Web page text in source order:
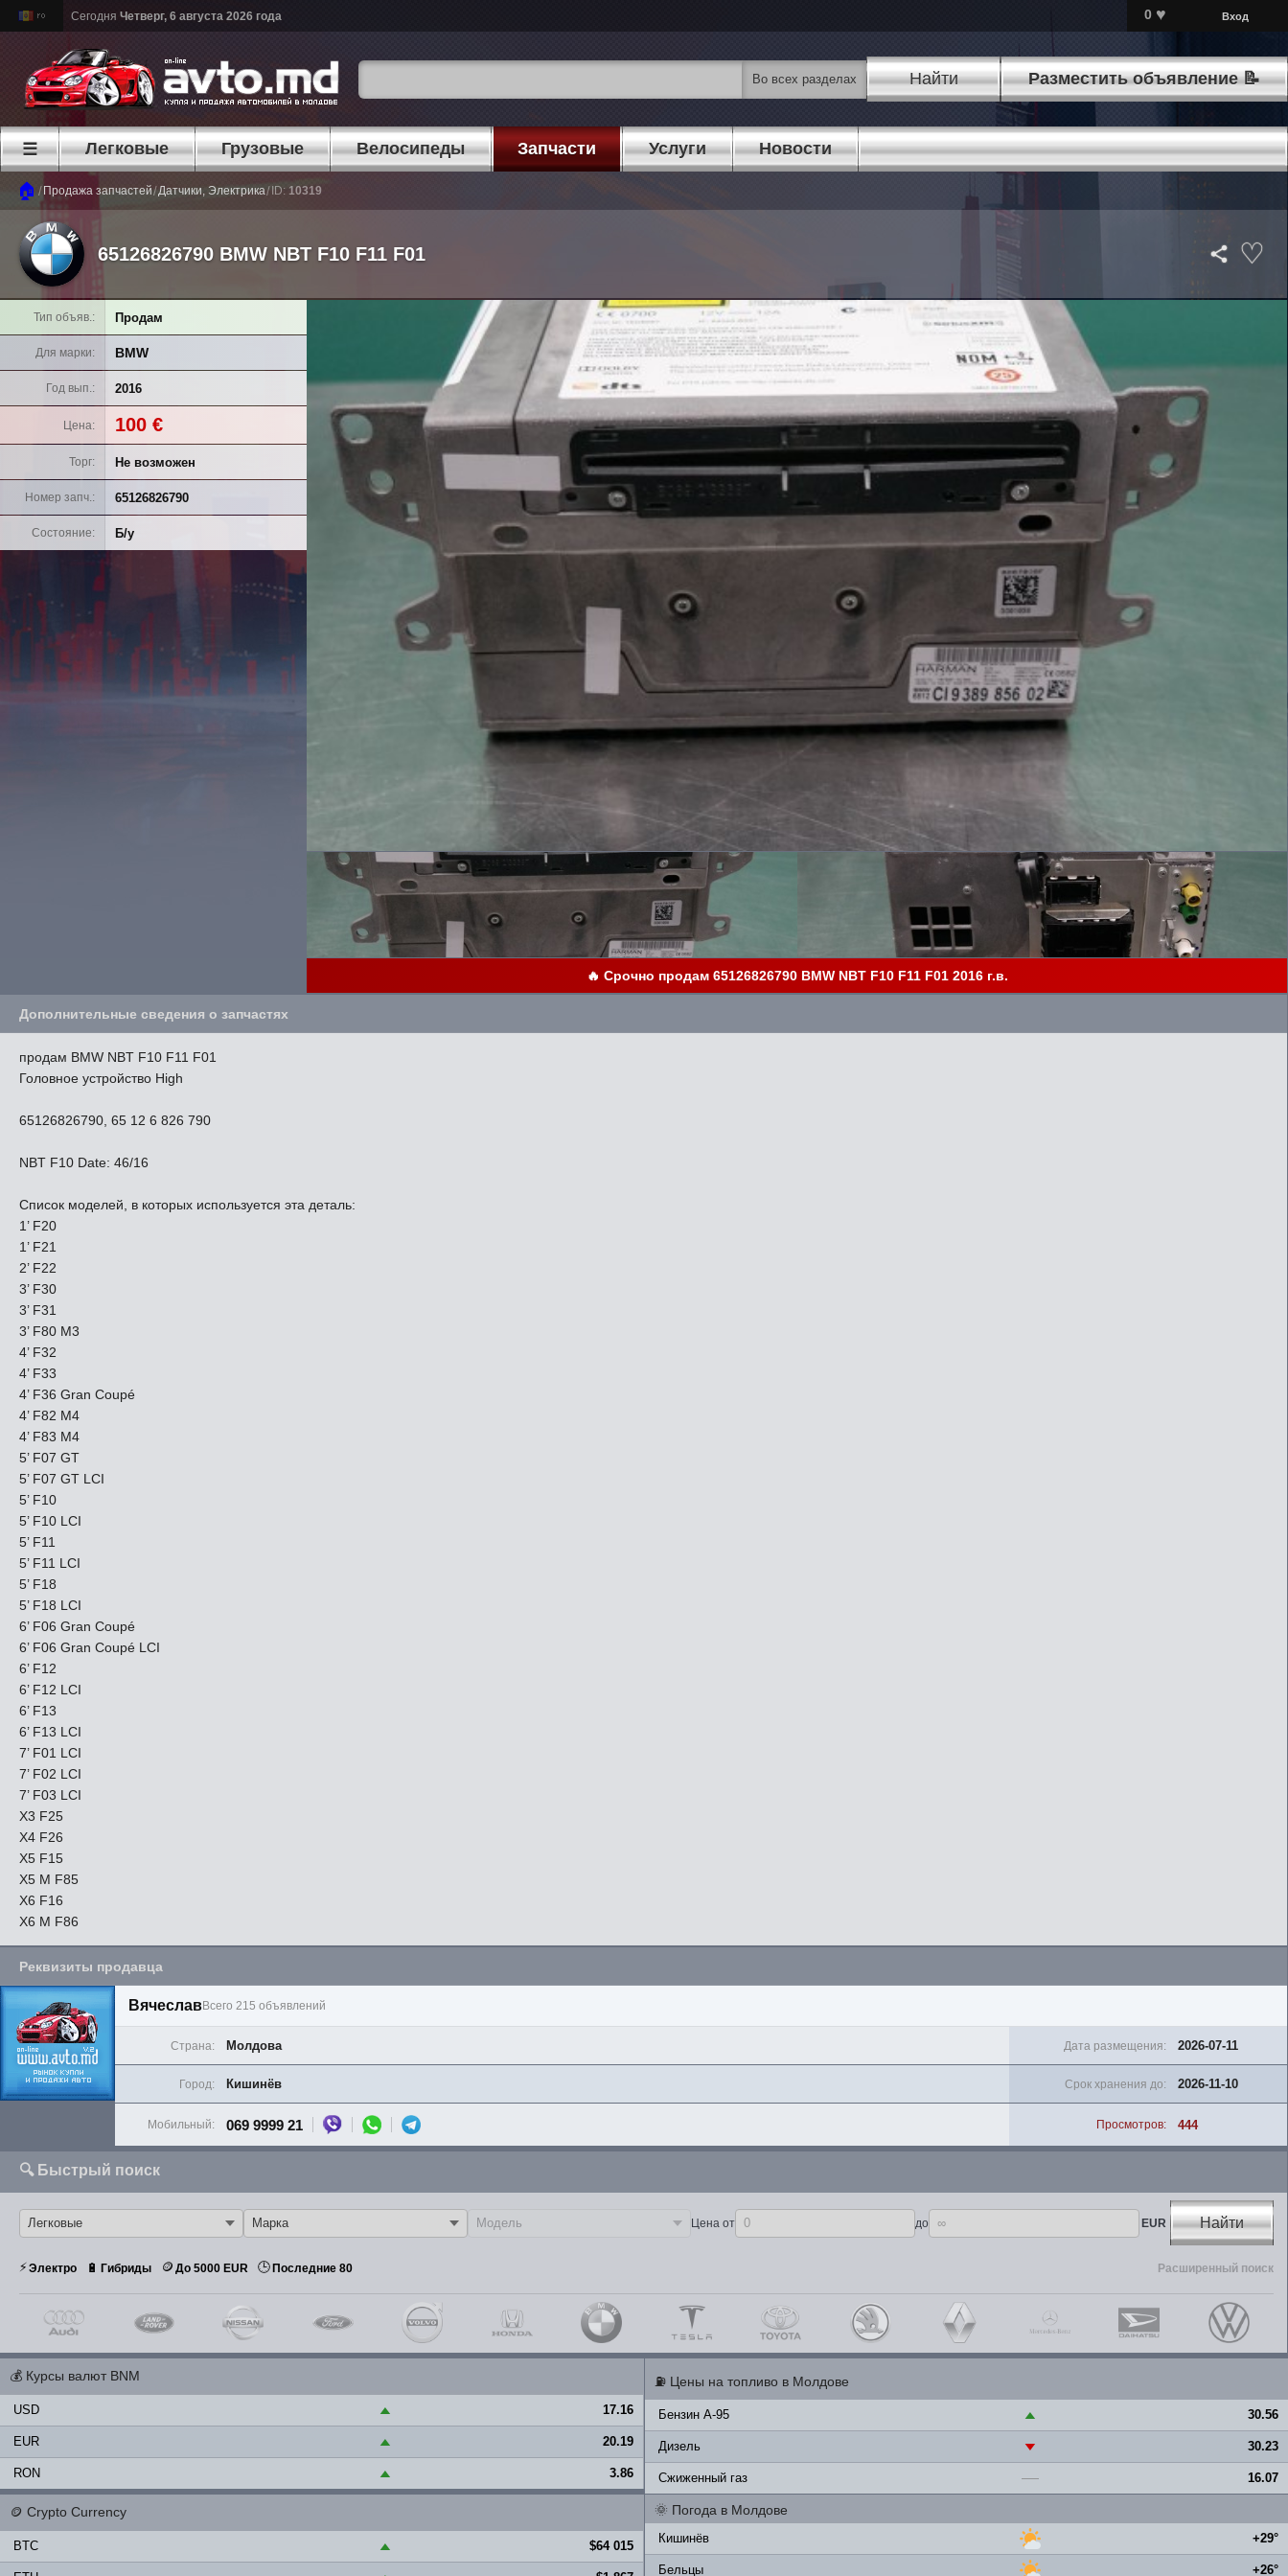
Сегодня Четверг, 6 августа 2026 года 0 ♥ Вход
Найти Разместить объявление 📝
☰ Легковые Грузовые Велосипеды Запчасти Услуги Новости
🏠 / Продажа запчастей/Датчики, Электрика/ ID: 10319
65126826790 BMW NBT F10 F11 F01
Тип объяв. Продам
Для марки BMW
Год вып. 2016
Цена 100 €
Торг Не возможен
Номер запч. 65126826790
Состояние Б/у
🔥 Срочно продам 65126826790 BMW NBT F10 F11 F01 2016 г.в.
Дополнительные сведения о запчастях
продам BMW NBT F10 F11 F01
Головное устройство High
65126826790, 65 12 6 826 790
NBT F10 Date: 46/16
Список моделей, в которых используется эта деталь:
1’ F20
1’ F21
2’ F22
3’ F30
3’ F31
3’ F80 M3
4’ F32
4’ F33
4’ F36 Gran Coupé
4’ F82 M4
4’ F83 M4
5’ F07 GT
5’ F07 GT LCI
5’ F10
5’ F10 LCI
5’ F11
5’ F11 LCI
5’ F18
5’ F18 LCI
6’ F06 Gran Coupé
6’ F06 Gran Coupé LCI
6’ F12
6’ F12 LCI
6’ F13
6’ F13 LCI
7’ F01 LCI
7’ F02 LCI
7’ F03 LCI
X3 F25
X4 F26
X5 F15
X5 M F85
X6 F16
X6 M F86
Реквизиты продавца
ВячеславВсего 215 объявлений
Страна: Молдова Дата размещения: 2026-07-11
Город: Кишинёв Срок хранения до: 2026-11-10
Мобильный: 069 9999 21 Просмотров: 444
🔍 Быстрый поиск
Цена от до EUR Найти
⚡Электро 🔋 Гибриды 🪙 До 5000 EUR 🕒 Последние 80 Расширенный поиск
💰 Курсы валют BNM
USD ▲ 17.16
EUR ▲ 20.19
RON ▲ 3.86
⛽ Цены на топливо в Молдове
Бензин A-95 ▲ 30.56
Дизель ▼ 30.23
Сжиженный газ — 16.07
🪙 Crypto Currency
BTC ▲ $64 015
🌞 Погода в Молдове
Кишинёв +29°
Бельцы +26°